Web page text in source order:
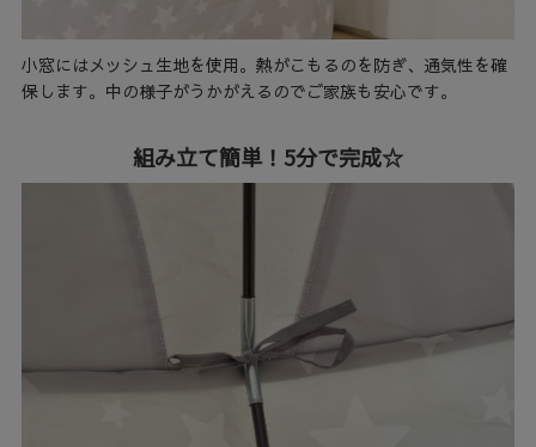
小窓にはメッシュ生地を使用。熱がこもるのを防ぎ、通気性を確
保します。中の様子がうかがえるのでご家族も安心です。
組み立て簡単！5分で完成☆